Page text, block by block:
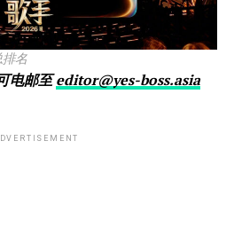
排名
电邮至editor@yes-boss.asia